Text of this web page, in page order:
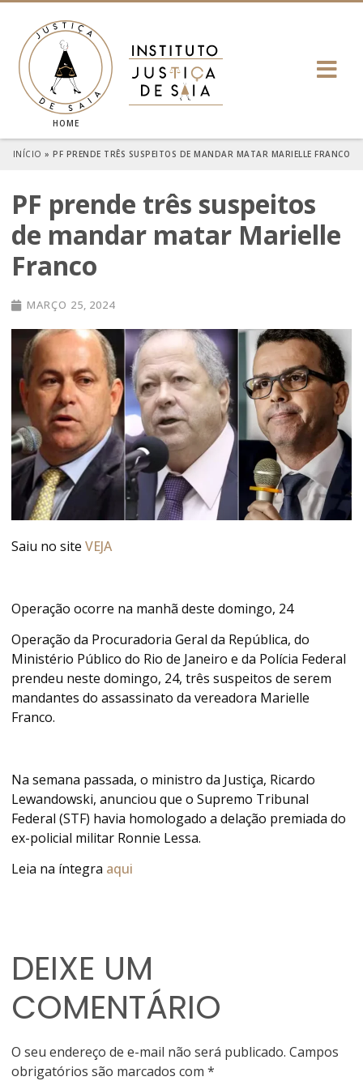
HOME
INÍCIO »PF PRENDE TRÊS SUSPEITOS DE MANDAR MATAR MARIELLE FRANCO
PF prende três suspeitos
de mandar matar Marielle
Franco
MARÇO 25, 2024
Saiu no siteVEJA
Operação ocorre na manhã deste domingo, 24
Operação da Procuradoria Geral da República, do
Ministério Público do Rio de Janeiro e da Polícia Federal
prendeu neste domingo, 24, três suspeitos de serem
mandantes do assassinato da vereadora Marielle
Franco.
Na semana passada, o ministro da Justiça, Ricardo
Lewandowski, anunciou que o Supremo Tribunal
Federal (STF) havia homologado a delação premiada do
ex-policial militar Ronnie Lessa.
Leia na íntegra aqui
DEIXE UM
COMENTÁRIO
O seu endereço de e-mail não será publicado. Campos
obrigatórios são marcados com*